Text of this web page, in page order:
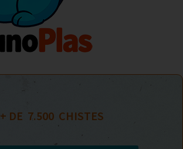
+ DE 7.500
  CHISTES